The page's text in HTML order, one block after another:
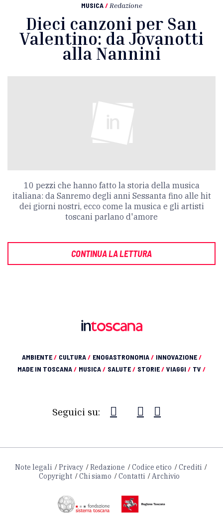
MUSICA / Redazione
Dieci canzoni per San
Valentino: da Jovanotti
alla Nannini
10 pezzi che hanno fatto la storia della musica
italiana: da Sanremo degli anni Sessanta fino alle hit
dei giorni nostri, ecco come la musica e gli artisti
toscani parlano d'amore
CONTINUA LA LETTURA
AMBIENTE/ CULTURA/ ENOGASTRONOMIA/ INNOVAZIONE/
MADE IN TOSCANA/ MUSICA/ SALUTE/ STORIE/ VIAGGI / TV /
Seguici su:
Note legali Privacy Redazione Codice etico
Crediti
Copyright
Chi siamo Contatti Archivio